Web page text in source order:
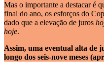
Mas o importante a destacar é
final do ano, os esforços do
dado que a elevação de juros
hoje.
Assim, uma eventual alta de
longo dos seis-nove meses